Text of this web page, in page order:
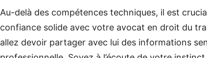
Au-delà des compétences techniques, il est
confiance solide avec votre avocat en droit du
allez devoir partager avec lui des informations